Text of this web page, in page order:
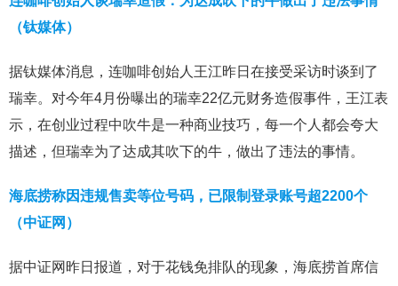
（钛媒体）
据钛媒体消息，连咖啡创始人王江昨日在接受采访时谈到了
瑞幸。对今年4月份曝出的瑞幸22亿元财务造假事件，王江表
示，在创业过程中吹牛是一种商业技巧，每一个人都会夸大
描述，但瑞幸为了达成其吹下的牛，做出了违法的事情。
海底捞称因违规售卖等位号码，已限制登录账号超2200个
（中证网）
据中证网昨日报道，对于花钱免排队的现象，海底捞首席信